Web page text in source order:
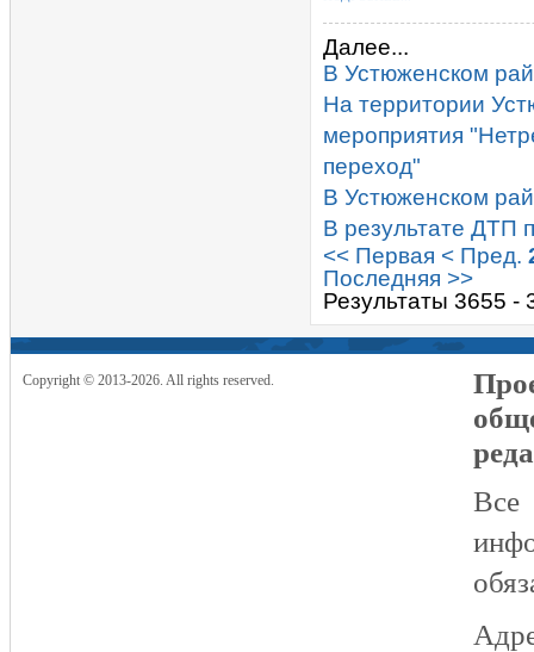
Далее...
В Устюженском
На территории
мероприятия
переход"
В Устюженском
В результате ДТП
<< Первая < Пред.
Последняя >>
Результаты 3655 -
Copyright © 2013-2026. All rights reserved.